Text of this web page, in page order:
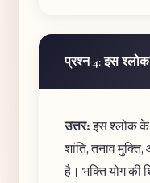
प्रश्न 4: इस
उत्तर:इस श्लोक के
शांति, तनाव मुक्ति,
है। भक्ति योग की